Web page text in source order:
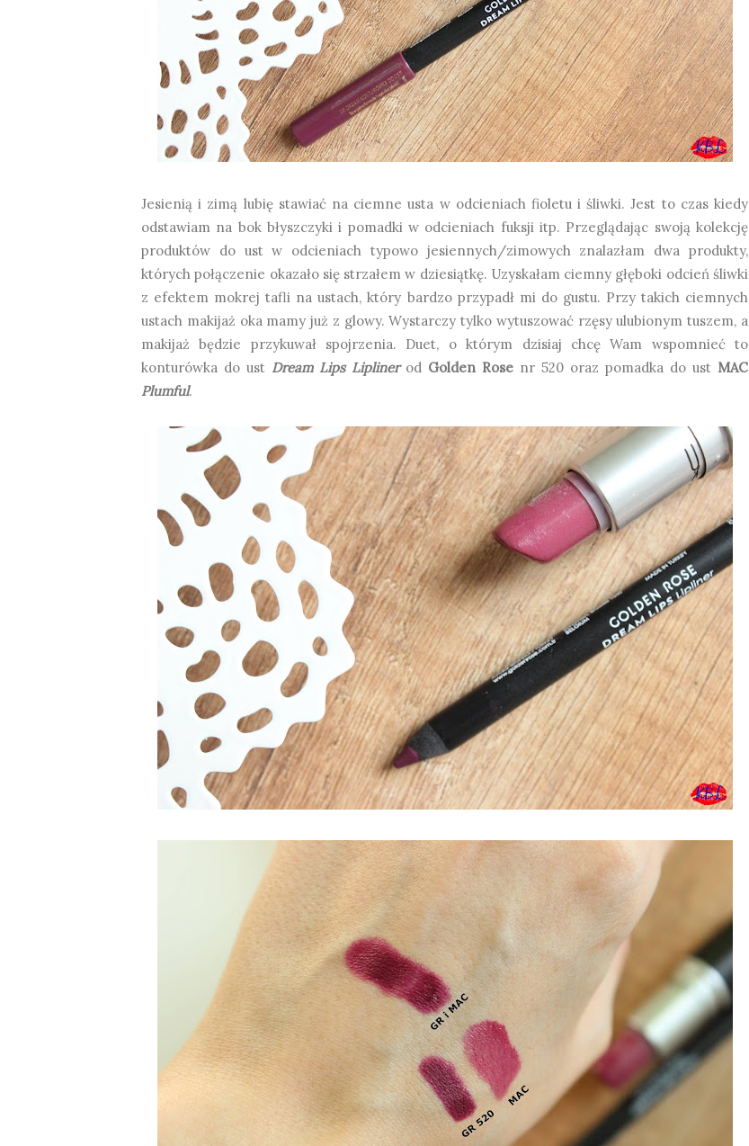
Jesienią i zimą lubię stawiać na ciemne usta w odcieniach fioletu i śliwki. Jest to czas kiedy
odstawiam na bok błyszczyki i pomadki w odcieniach fuksji itp. Przeglądając swoją kolekcję
produktów do ust w odcieniach typowo jesiennych/zimowych znalazłam dwa produkty,
których połączenie okazało się strzałem w dziesiątkę. Uzyskałam ciemny głęboki odcień śliwki
z efektem mokrej tafli na ustach, który bardzo przypadł mi do gustu. Przy takich ciemnych
ustach makijaż oka mamy już z glowy. Wystarczy tylko wytuszować rzęsy ulubionym tuszem, a
makijaż będzie przykuwał spojrzenia. Duet, o którym dzisiaj chcę Wam wspomnieć to
konturówka do ust Dream Lips Liplinerod Golden Rose nr 520 oraz pomadka do ust MAC
Plumful.